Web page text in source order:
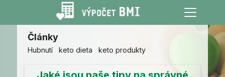
Články
Hubnutí keto dieta keto produkty